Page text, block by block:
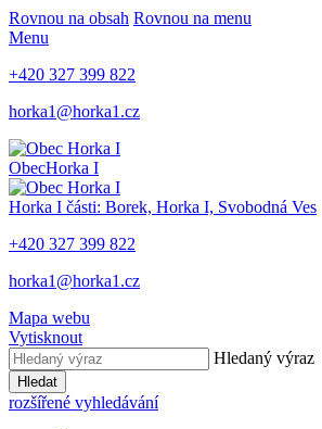
Rovnou na obsah Rovnou na menu
Menu
+420 327 399 822
horka1@horka1.cz
ObecHorka I
Horka I části: Borek, Horka I, Svobodná Ves
+420 327 399 822
horka1@horka1.cz
Mapa webu
Vytisknout
Hledaný výraz
Hledat
rozšířené vyhledávání